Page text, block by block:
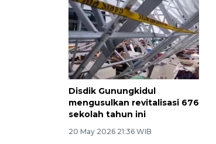
Disdik Gunungkidul
mengusulkan revitalisasi 676
sekolah tahun ini
20 May 2026 21:36 WIB